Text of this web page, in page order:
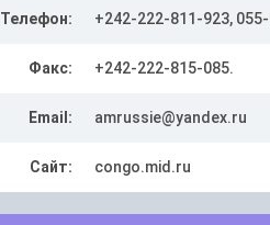
Телефон: +242-222-811-923,
Факс: +242-222-815-085.
Email: amrussie@yandex.ru
Сайт: congo.mid.ru